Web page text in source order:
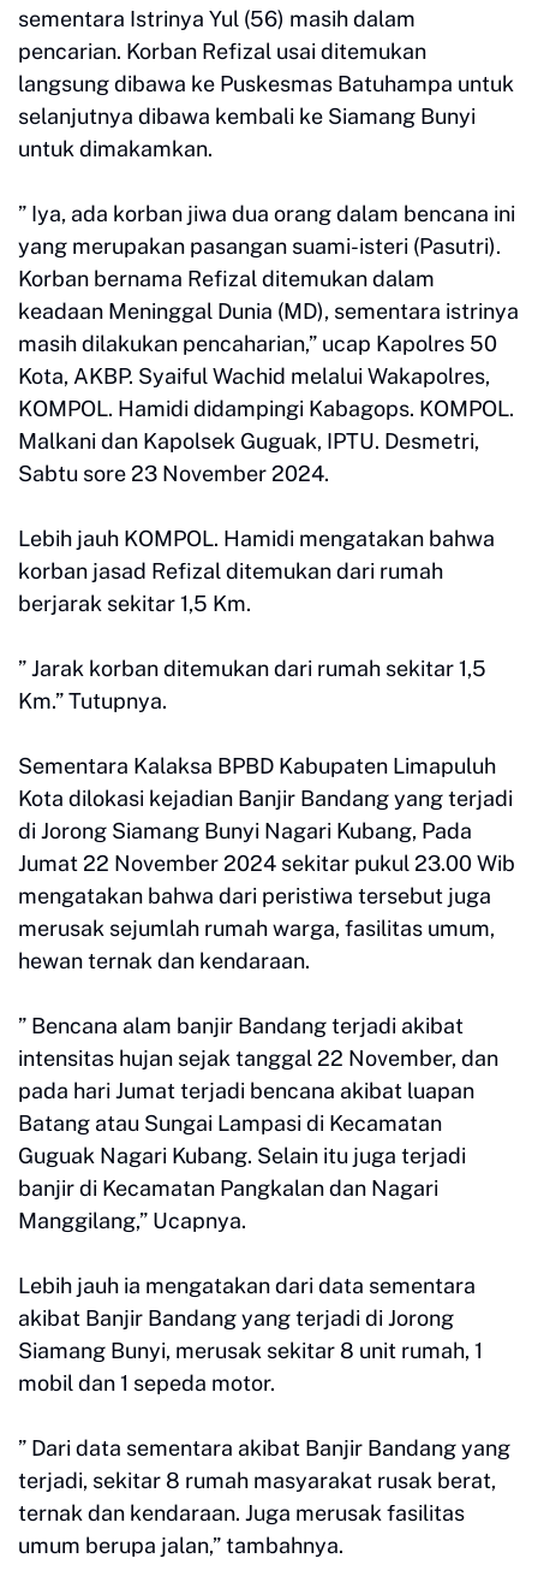
sementara Istrinya Yul (56) masih dalam
pencarian. Korban Refizal usai ditemukan
langsung dibawa ke Puskesmas Batuhampa untuk
selanjutnya dibawa kembali ke Siamang Bunyi
untuk dimakamkan.
” Iya, ada korban jiwa dua orang dalam bencana ini
yang merupakan pasangan suami-isteri (Pasutri).
Korban bernama Refizal ditemukan dalam
keadaan Meninggal Dunia (MD), sementara istrinya
masih dilakukan pencaharian,” ucap Kapolres 50
Kota, AKBP. Syaiful Wachid melalui Wakapolres,
KOMPOL. Hamidi didampingi Kabagops. KOMPOL.
Malkani dan Kapolsek Guguak, IPTU. Desmetri,
Sabtu sore 23 November 2024.
Lebih jauh KOMPOL. Hamidi mengatakan bahwa
korban jasad Refizal ditemukan dari rumah
berjarak sekitar 1,5 Km.
” Jarak korban ditemukan dari rumah sekitar 1,5
Km.” Tutupnya.
Sementara Kalaksa BPBD Kabupaten Limapuluh
Kota dilokasi kejadian Banjir Bandang yang terjadi
di Jorong Siamang Bunyi Nagari Kubang, Pada
Jumat 22 November 2024 sekitar pukul 23.00 Wib
mengatakan bahwa dari peristiwa tersebut juga
merusak sejumlah rumah warga, fasilitas umum,
hewan ternak dan kendaraan.
” Bencana alam banjir Bandang terjadi akibat
intensitas hujan sejak tanggal 22 November, dan
pada hari Jumat terjadi bencana akibat luapan
Batang atau Sungai Lampasi di Kecamatan
Guguak Nagari Kubang. Selain itu juga terjadi
banjir di Kecamatan Pangkalan dan Nagari
Manggilang,” Ucapnya.
Lebih jauh ia mengatakan dari data sementara
akibat Banjir Bandang yang terjadi di Jorong
Siamang Bunyi, merusak sekitar 8 unit rumah, 1
mobil dan 1 sepeda motor.
” Dari data sementara akibat Banjir Bandang yang
terjadi, sekitar 8 rumah masyarakat rusak berat,
ternak dan kendaraan. Juga merusak fasilitas
umum berupa jalan,” tambahnya.